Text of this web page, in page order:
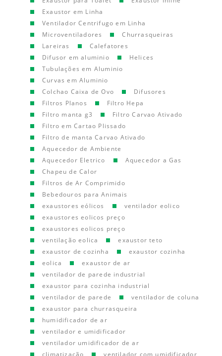
Exaustor em Linha
Ventilador Centrifugo em Linha
Microventiladores
Churrasqueiras
Lareiras
Calefatores
Difusor em aluminio
Helices
Tubulações em Aluminio
Curvas em Aluminio
Colchao Caixa de Ovo
Difusores
Filtros Planos
Filtro Hepa
Filtro manta g3
Filtro Carvao Ativado
Filtro em Cartao Plissado
Filtro de manta Carvao Ativado
Aquecedor de Ambiente
Aquecedor Eletrico
Aquecedor a Gas
Chapeu de Calor
Filtros de Ar Comprimido
Bebedouros para Animais
exaustores eólicos
ventilador eolico
exaustores eolicos preço
exaustores eolicos preço
ventilação eolica
exaustor teto
exaustor de cozinha
exaustor cozinha
eolica
exaustor de ar
ventilador de parede industrial
exaustor para cozinha industrial
ventilador de parede
ventilador de coluna
exaustor para churrasqueira
humidificador de ar
ventilador e umidificador
ventilador umidificador de ar
climatização
ventilador com umidificador